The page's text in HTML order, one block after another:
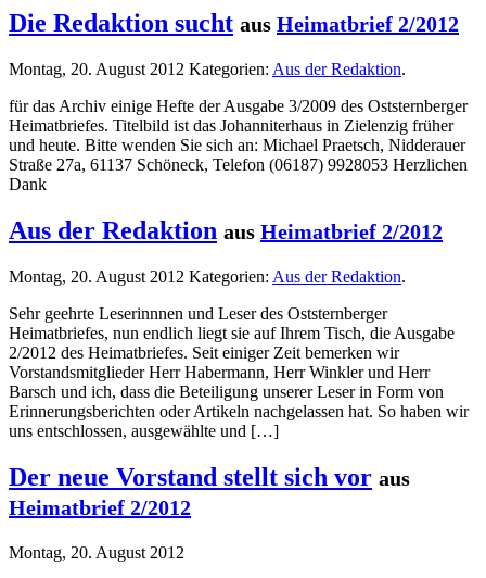
Die Redaktion sucht aus Heimatbrief 2/2012
Montag, 20. August 2012 Kategorien: Aus der Redaktion.
für das Archiv einige Hefte der Ausgabe 3/2009 des Oststernberger
Heimatbriefes. Titelbild ist das Johanniterhaus in Zielenzig früher
und heute. Bitte wenden Sie sich an: Michael Praetsch, Nidderauer
Straße 27a, 61137 Schöneck, Telefon (06187) 9928053 Herzlichen
Dank
Aus der Redaktion aus Heimatbrief 2/2012
Montag, 20. August 2012 Kategorien: Aus der Redaktion.
Sehr geehrte Leserinnnen und Leser des Oststernberger
Heimatbriefes, nun endlich liegt sie auf Ihrem Tisch, die Ausgabe
2/2012 des Heimatbriefes. Seit einiger Zeit bemerken wir
Vorstandsmitglieder Herr Habermann, Herr Winkler und Herr
Barsch und ich, dass die Beteiligung unserer Leser in Form von
Erinnerungsberichten oder Artikeln nachgelassen hat. So haben wir
uns entschlossen, ausgewählte und […]
Der neue Vorstand stellt sich vor aus
Heimatbrief 2/2012
Montag, 20. August 2012